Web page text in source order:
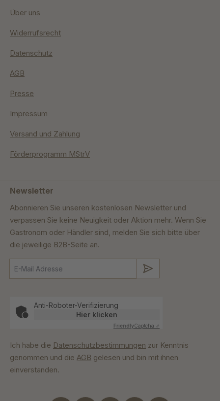
Über uns
Widerrufsrecht
Datenschutz
AGB
Presse
Impressum
Versand und Zahlung
Förderprogramm MStrV
Newsletter
Abonnieren Sie unseren kostenlosen Newsletter und
verpassen Sie keine Neuigkeit oder Aktion mehr. Wenn Sie
Gastronom oder Händler sind, melden Sie sich bitte über
die jeweilige B2B-Seite an.
Anti-Roboter-Verifizierung
Hier klicken
FriendlyCaptcha ⇗
Ich habe die Datenschutzbestimmungen zur Kenntnis
genommen und die AGB gelesen und bin mit ihnen
einverstanden.